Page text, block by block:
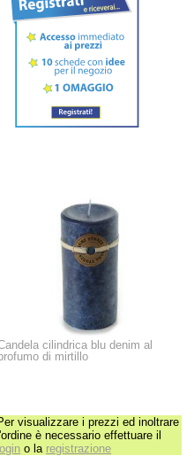
cilindrica blu denim al
di mirtillo
visualizzare i prezzi ed inoltrare
è necessario effettuare il
o la registrazione